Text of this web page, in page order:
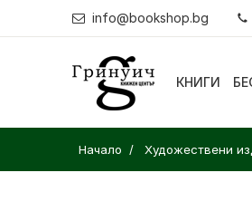
info@bookshop.bg
КНИГИ
Начало Художествени